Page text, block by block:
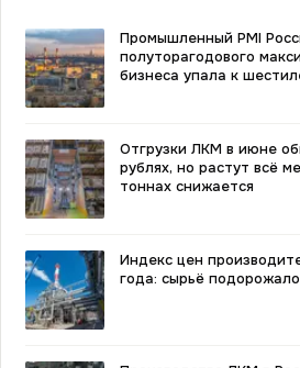
Промышленный PMI
полуторагодового
бизнеса упала к
Отгрузки ЛКМ в июне
рублях, но растут всё
тоннах снижается
Индекс цен
года: сырьё